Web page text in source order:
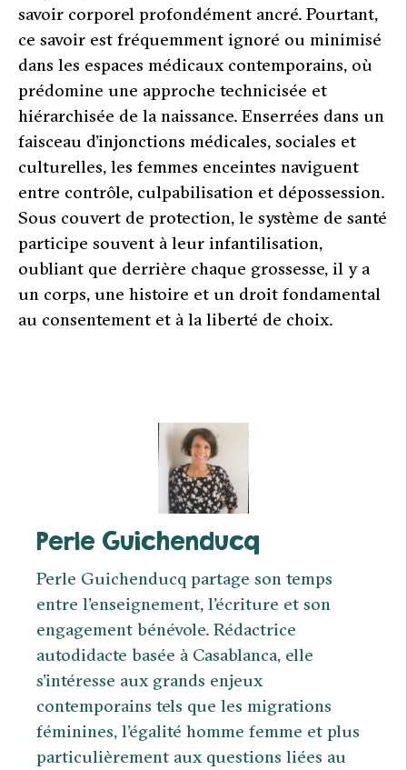
savoir corporel profondément ancré. Pourtant,
ce savoir est fréquemment ignoré ou minimisé
dans les espaces médicaux contemporains, où
prédomine une approche technicisée et
hiérarchisée de la naissance. Enserrées dans un
faisceau d’injonctions médicales, sociales et
culturelles, les femmes enceintes naviguent
entre contrôle, culpabilisation et dépossession.
Sous couvert de protection, le système de santé
participe souvent à leur infantilisation,
oubliant que derrière chaque grossesse, il y a
un corps, une histoire et un droit fondamental
au consentement et à la liberté de choix.
Perle Guichenducq
Perle Guichenducq partage son temps
entre l’enseignement, l’écriture et son
engagement bénévole. Rédactrice
autodidacte basée à Casablanca, elle
s’intéresse aux grands enjeux
contemporains tels que les migrations
féminines, l’égalité homme femme et plus
particulièrement aux questions liées au